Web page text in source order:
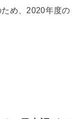
め、2020年度の